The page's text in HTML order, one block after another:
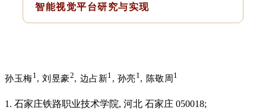
智能视觉平台研究与实现
孙玉梅1, 刘昱豪2, 边占新1 , 孙亮1, 陈敬周 1
1. 石家庄铁路职业技术学院, 河北 石家庄 050018;